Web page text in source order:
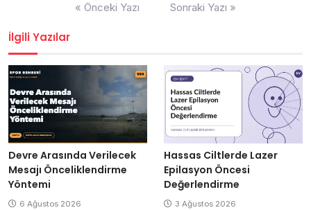
« Önceki Yazı Sonraki Yazı »
İlgili Yazılar
Devre Arasında Verilecek
Mesajı Önceliklendirme
Yöntemi
6 Ağustos 2026
Hassas Ciltlerde Lazer
Epilasyon Öncesi
Değerlendirme
3 Ağustos 2026